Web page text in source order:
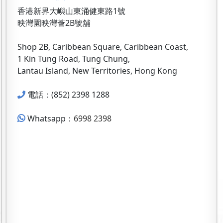
香港新界大嶼山東涌健東路1號
映灣園映灣薈2B號舖
Shop 2B, Caribbean Square, Caribbean Coast,
1 Kin Tung Road, Tung Chung,
Lantau Island, New Territories, Hong Kong
電話：(852) 2398 1288
Whatsapp： 6998 2398